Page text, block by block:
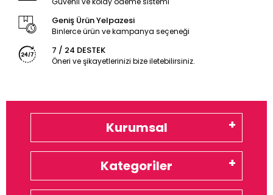
Geniş Ürün Yelpazesi
Binlerce ürün ve kampanya seçeneği
7 / 24 DESTEK
Öneri ve şikayetlerinizi bize iletebilirsiniz.
Kurumsal
Kategoriler